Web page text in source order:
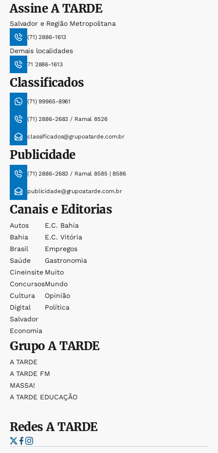
AssineA TARDE
Salvador e Região Metropolitana
(71) 2886-1613
Demais localidades
71 2886-1613
Classificados
(71) 99965-8961
(71) 2886-2683 / Ramal 8526
classificados@grupoatarde.com.br
Publicidade
(71) 2886-2683 / Ramal 8585 | 8586
publicidade@grupoatarde.com.br
Canais e Editorias
Autos
Bahia
Brasil
Saúde
Cineinsite
Concursos
Cultura
Digital
Salvador
Economia
E.c. Bahia
E.c. Vitória
Empregos
Gastronomia
Muito
Mundo
Opinião
Política
GrupoA TARDE
A TARDE
A TARDE FM
MASSA!
A TARDE EDUCAÇÃO
RedesA TARDE